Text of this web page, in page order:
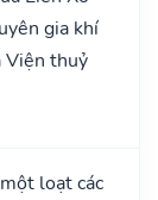
gia khí
Viện thuỷ
loạt các